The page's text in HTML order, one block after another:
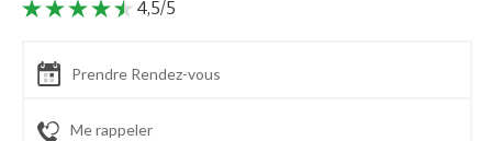
4,5/5
Prendre Rendez-vous
Me rappeler